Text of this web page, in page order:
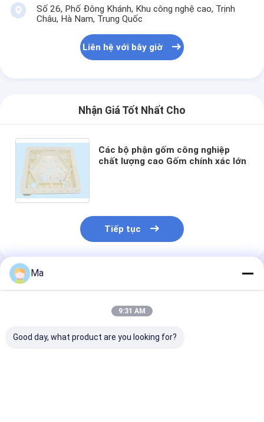
Số 26, Phố Đông Khánh, Khu công nghệ cao, Trịnh
Châu, Hà Nam, Trung Quốc
Liên hệ với bây giờ
Nhận Giá Tốt Nhất Cho
Các bộ phận gốm công nghiệp
chất lượng cao Gốm chính xác lớn
Tiếp tục
Sản Phẩm Khuyến Cáo
Ma
9:31 AM
Good day, what product are you looking for?